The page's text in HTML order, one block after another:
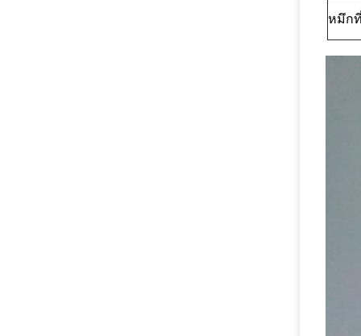
หมึก